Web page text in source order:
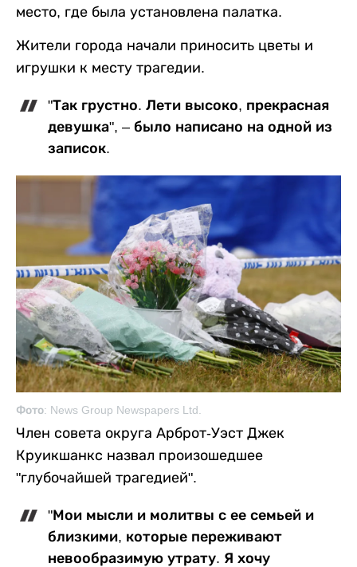
место, где была установлена палатка.
Жители города начали приносить цветы и
игрушки к месту трагедии.
"Так грустно. Лети высоко, прекрасная
девушка", – было написано на одной из
записок.
Фото: News Group Newspapers Ltd.
Член совета округа Арброт-Уэст Джек
Круикшанкс назвал произошедшее
"глубочайшей трагедией".
"Мои мысли и молитвы с ее семьей и
близкими, которые переживают
невообразимую утрату. Я хочу